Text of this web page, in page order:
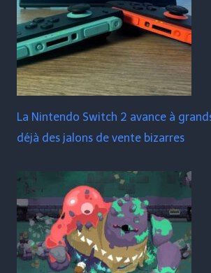
La Nintendo Switch 2 avance à
déjà des jalons de vente bizarres